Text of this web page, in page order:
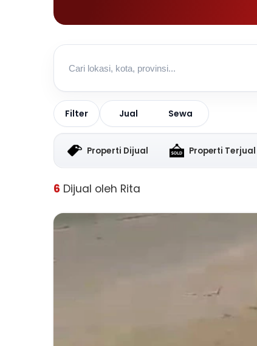
Filter Jual Sewa
Properti Dijual Properti Terjual
6 Dijual oleh Rita